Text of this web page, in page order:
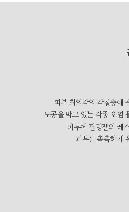
피부 최외각의 각질층에
모공을 막고 있는 각종 오염
피부에 필링젤의 레
피부를 촉촉하게